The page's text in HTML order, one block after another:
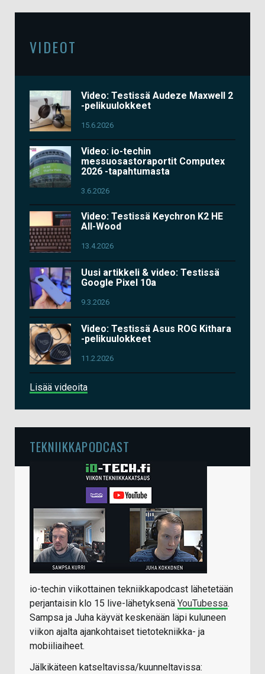
VIDEOT
Video: Testissä Audeze Maxwell 2
-pelikuulokkeet
15.6.2026
Video: io-techin
messuosastoraportit Computex
2026 -tapahtumasta
3.6.2026
Video: Testissä Keychron K2 HE
All-Wood
13.4.2026
Uusi artikkeli & video: Testissä
Google Pixel 10a
9.3.2026
Video: Testissä Asus ROG Kithara
-pelikuulokkeet
11.2.2026
Lisää videoita
TEKNIIKKAPODCAST
io-techin viikottainen tekniikkapodcast lähetetään
perjantaisin klo 15 live-lähetyksenä YouTubessa.
Sampsa ja Juha käyvät keskenään läpi kuluneen
viikon ajalta ajankohtaiset tietotekniikka- ja
mobiiliaiheet.
Jälkikäteen katseltavissa/kuunneltavissa: